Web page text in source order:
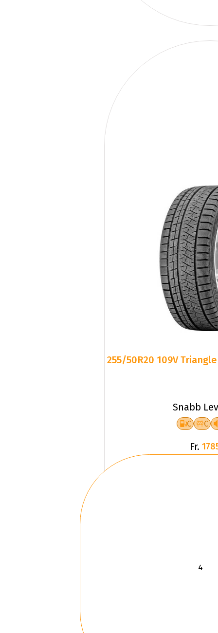
255/50R20 109V
Snabb
C C
Fr.